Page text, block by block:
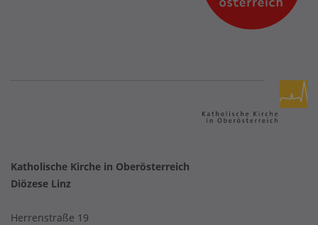
Katholische Kirche in Oberösterreich
Diözese Linz
Herrenstraße 19